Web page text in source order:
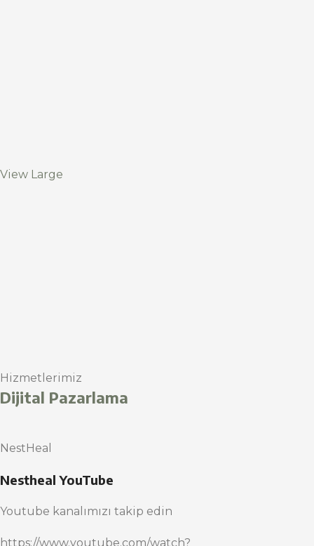
View Large
Hizmetlerimiz
Dijital Pazarlama
NestHeal
Nestheal YouTube
Youtube kanalımızı takip edin
https://www.youtube.com/watch?